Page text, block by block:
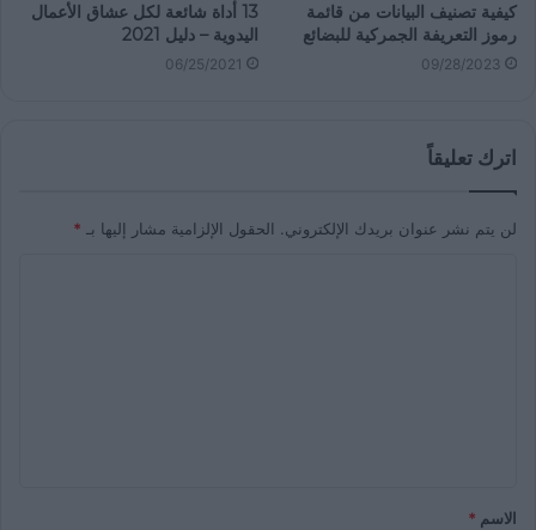
كيفية تصنيف البيانات من قائمة
رموز التعريفة الجمركية للبضائع
09/28/2023
13 أداة شائعة لكل عشاق الأعمال
اليدوية – دليل 2021
06/25/2021
اترك تعليقاً
لن يتم نشر عنوان بريدك الإلكتروني. الحقول الإلزامية مشار إليها بـ *
الاسم *